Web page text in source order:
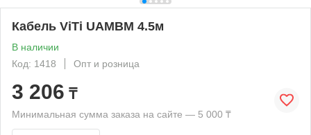
Кабель ViTi UAMBM 4.5м
В наличии
Код: 1418
Опт и розница
3 206 ₸
Минимальная сумма заказа на сайте — 5 000 ₸